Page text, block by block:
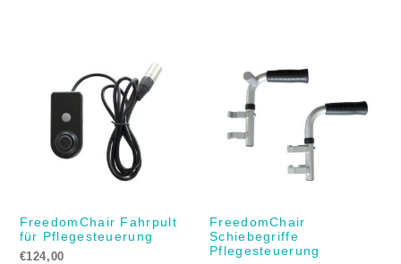
FreedomChair Fahrpult
für Pflegesteuerung
€124,00
FreedomChair
Schiebegriffe
Pflegesteuerung